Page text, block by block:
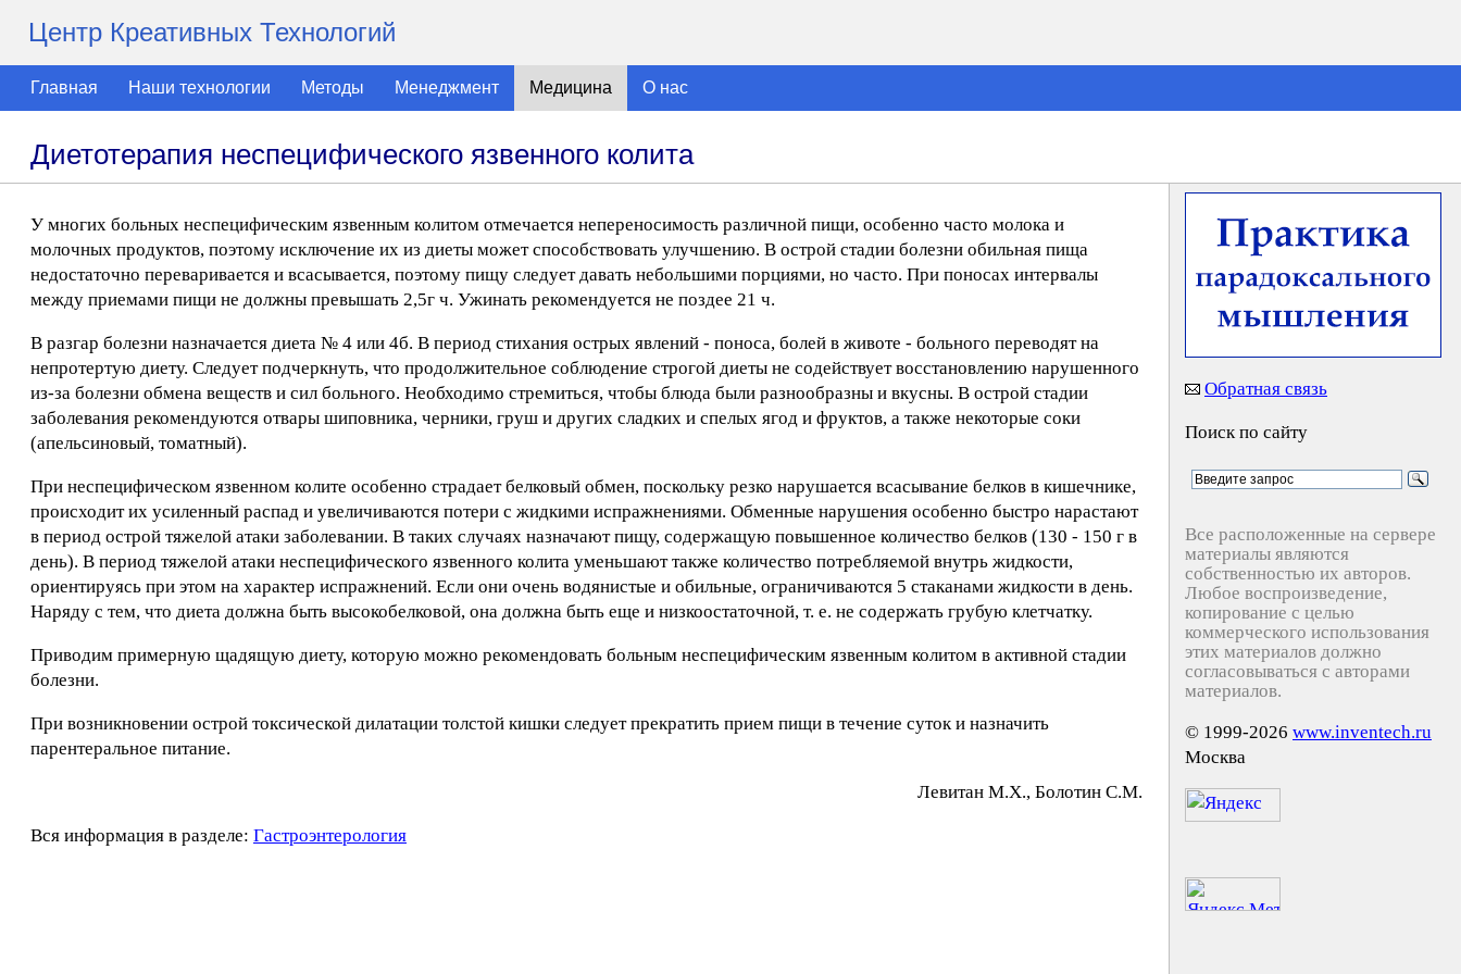
Центр Креативных Технологий
Главная Наши технологии Методы Менеджмент Медицина О нас
Диетотерапия неспецифического язвенного колита
У многих больных неспецифическим язвенным колитом отмечается непереносимость различной пищи, особенно часто молока и
молочных продуктов, поэтому исключение их из диеты может способствовать улучшению. В острой стадии болезни обильная пища
недостаточно переваривается и всасывается, поэтому пищу следует давать небольшими порциями, но часто. При поносах интервалы
между приемами пищи не должны превышать 2,5г ч. Ужинать рекомендуется не поздее 21 ч.
В разгар болезни назначается диета № 4 или 4б. В период стихания острых явлений - поноса, болей в животе - больного переводят на
непротертую диету. Следует подчеркнуть, что продолжительное соблюдение строгой диеты не содействует восстановлению нарушенного
из-за болезни обмена веществ и сил больного. Необходимо стремиться, чтобы блюда были разнообразны и вкусны. В острой стадии
заболевания рекомендуются отвары шиповника, черники, груш и других сладких и спелых ягод и фруктов, а также некоторые соки
(апельсиновый, томатный).
При неспецифическом язвенном колите особенно страдает белковый обмен, поскольку резко нарушается всасывание белков в кишечнике,
происходит их усиленный распад и увеличиваются потери с жидкими испражнениями. Обменные нарушения особенно быстро нарастают
в период острой тяжелой атаки заболевании. В таких случаях назначают пищу, содержащую повышенное количество белков (130 - 150 г в
день). В период тяжелой атаки неспецифического язвенного колита уменьшают также количество потребляемой внутрь жидкости,
ориентируясь при этом на характер испражнений. Если они очень водянистые и обильные, ограничиваются 5 стаканами жидкости в день.
Наряду с тем, что диета должна быть высокобелковой, она должна быть еще и низкоостаточной, т. е. не содержать грубую клетчатку.
Приводим примерную щадящую диету, которую можно рекомендовать больным неспецифическим язвенным колитом в активной стадии
болезни.
При возникновении острой токсической дилатации толстой кишки следует прекратить прием пищи в течение суток и назначить
парентеральное питание.
Лeвитaн М.X., Бoлoтин C.М.
Вся информация в разделе: Гастроэнтерология
Обратная связь
Поиск по сайту
Все расположенные на сервере
материалы являются
собственностью их авторов.
Любое воспроизведение,
копирование с целью
коммерческого использования
этих материалов должно
согласовываться с авторами
материалов.
© 1999-2026 www.inventech.ru
Москва